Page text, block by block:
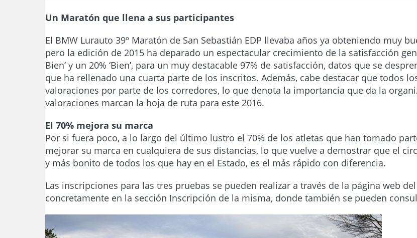
Un Maratón que llena a sus participantes
El BMW Lurauto 39º Maratón de San Sebastián EDP llevaba años ya obteniendo muy
pero la edición de 2015 ha deparado un espectacular crecimiento de la satisfacción
Bien’ y un 20% ‘Bien’, para un muy destacable 97% de satisfacción, datos que se
que ha rellenado una cuarta parte de los inscritos. Además, cabe destacar que todos
valoraciones por parte de los corredores, lo que denota la importancia que da la
valoraciones marcan la hoja de ruta para este 2016.
El 70% mejora su marca
Por si fuera poco, a lo largo del último lustro el 70% de los atletas que han tomado
mejorar su marca en cualquiera de sus distancias, lo que vuelve a demostrar que el
y más bonito de todos los que hay en el Estado, es el más rápido con diferencia.
Las inscripciones para las tres pruebas se pueden realizar a través de la página web
concretamente en la sección Inscripción de la misma, donde también se pueden